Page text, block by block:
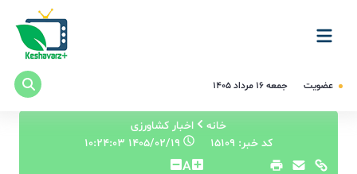
عضویت جمعه ۱۶ مرداد ۱۴۰۵
خانه
اخبار کشاورزی
کد خبر: 15109
۱۴۰۵/۰۲/۱۹ ۱۰:۲۴:۰۳
A